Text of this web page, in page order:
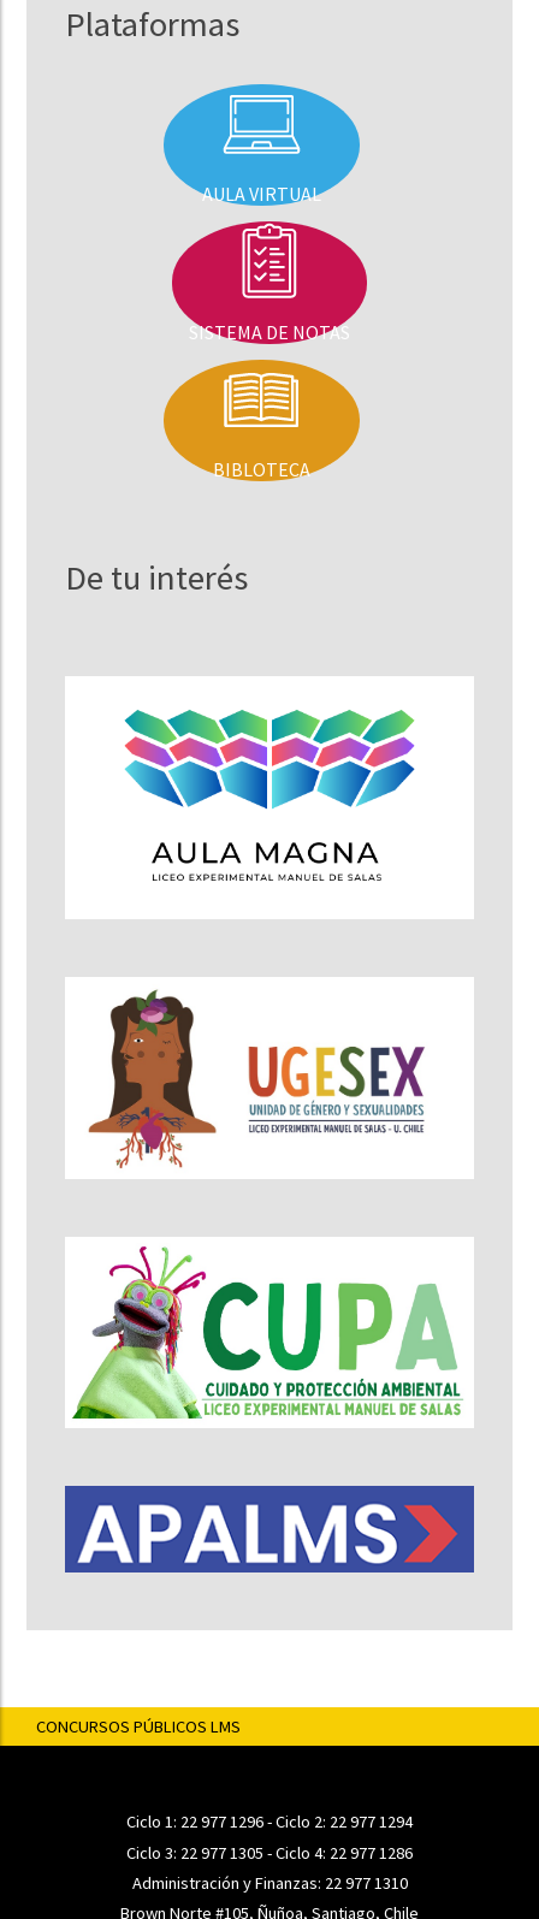
Plataformas
AULA VIRTUAL
SISTEMA DE NOTAS
BIBLOTECA
De tu interés
CONCURSOS PÚBLICOS LMS
Ciclo 1: 22 977 1296- Ciclo 2: 22 977 1294
Ciclo 3: 22 977 1305 - Ciclo 4: 22 977 1286
Administración y Finanzas: 22 977 1310
Brown Norte #105, Ñuñoa, Santiago, Chile